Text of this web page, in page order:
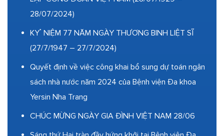
28/07/2024)
KỶ NIỆM 77 NĂM NGÀY THƯƠNG BINH LIỆT SĨ
(27/7/1947 – 27/7/2024)
Quyết định về việc công khai bổ sung dự toán ngân
sách nhà nước năm 2024 của Bệnh viện Đa khoa
Yersin Nha Trang
CHÚC MỪNG NGÀY GIA ĐÌNH VIỆT NAM 28/06